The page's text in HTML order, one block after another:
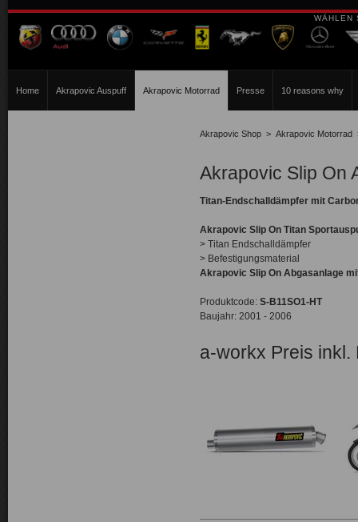
WÄHLEN
Home Akrapovic Auspuff Akrapovic Motorrad Presse 10 reasons why
Akrapovic Shop > Akrapovic Motorrad
Akrapovic Slip On
Titan-Endschalldämpfer mit
Akrapovic Slip On Titan
> Titan Endschalldämpfer
> Befestigungsmaterial
Akrapovic Slip On Abgasanlage
Produktcode: S-B11SO1-HT
Baujahr: 2001 - 2006
a-workx Preis inkl.